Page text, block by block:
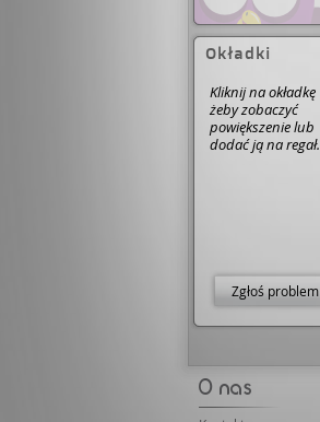
Okładki
Kliknij na okładkę
żeby zobaczyć
powiększenie lub
dodać ją na regał.
Zgłoś problem